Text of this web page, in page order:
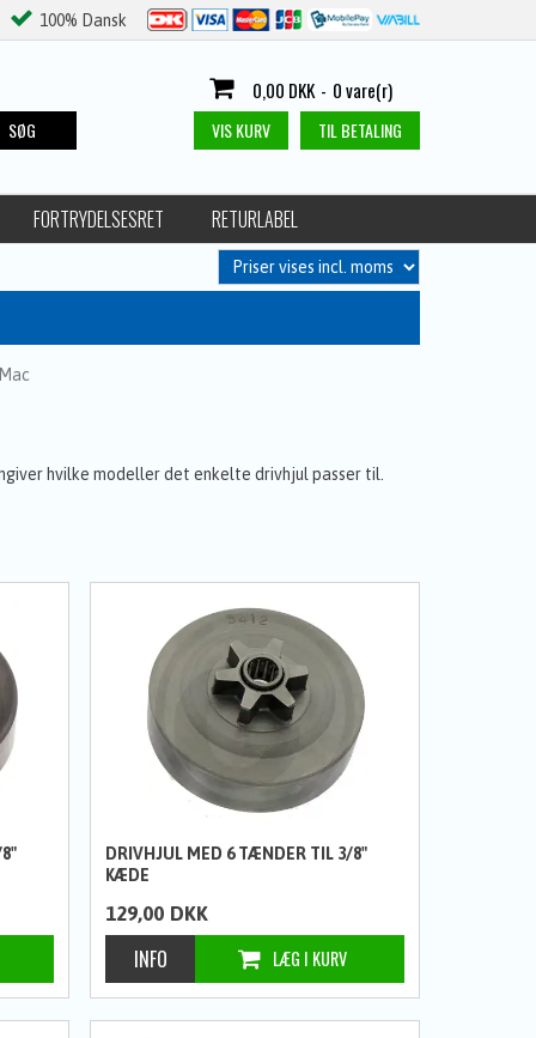
100% Dansk
0,00 DKK - 0 vare(r)
VIS KURV TIL BETALING
FORTRYDELSESRET RETURLABEL
SØG
hvilke modeller det enkelte drivhjul passer til.
DRIVHJUL MED 6 TÆNDER TIL 3/8"
KÆDE
129,00 DKK